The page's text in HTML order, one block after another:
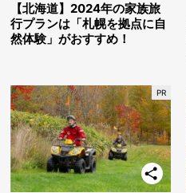
【北海道】2024年の家族旅
行プランは「札幌を拠点に自
然体験」がおすすめ！